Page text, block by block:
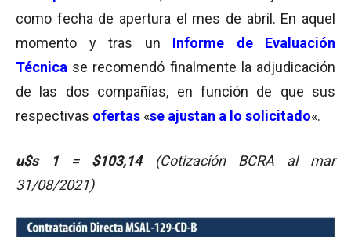
como fecha de apertura el mes de abril. En aquel
momento y tras un Informe de Evaluación
Técnica se recomendó finalmente la adjudicación
de las dos compañías, en función de que sus
respectivas ofertas «se ajustan a lo solicitado«.
u$s 1 = $103,14(Cotización BCRA al mar
31/08/2021)